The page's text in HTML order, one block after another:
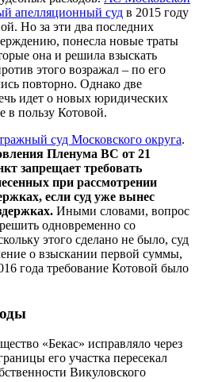
апелляционный суд в 2015 году
Но за эти два последних
понесла новые траты
она и решила взыскать
этого возражал – по его
повторно. Однако две
идет о новых юридических
в пользу Котовой.
суд Московского округа.
Пленума ВС от 21
запрещает требовать
при рассмотрении
если суд уже вынес
Иными словами, вопрос
одновременно со
этого сделано не было, суд
о взыскании первой суммы,
года требование Котовой было
«Бекас» исправляло через
его участка пересекал
Викуловского